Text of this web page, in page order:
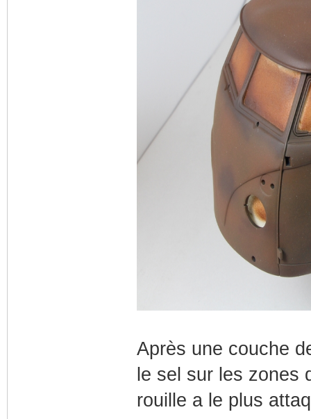
Après une couche
le sel sur les zones
rouille a le plus